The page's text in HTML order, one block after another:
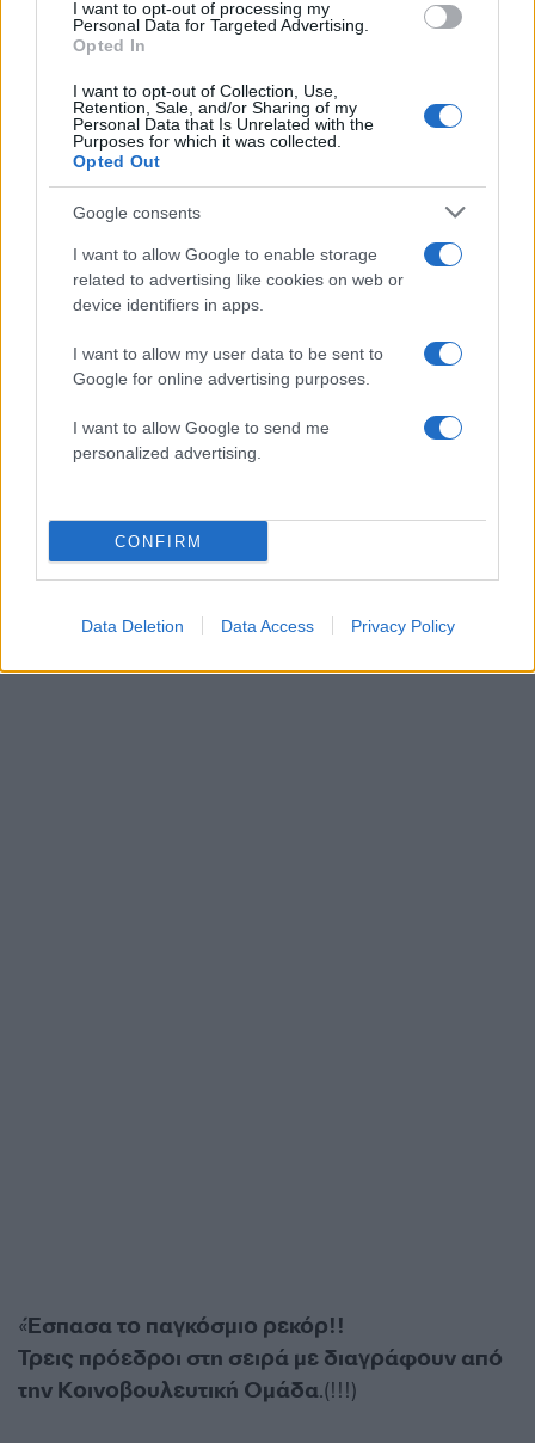
I want to opt-out of processing my
Personal Data for Targeted Advertising.
Opted In
I want to opt-out of Collection, Use,
Retention, Sale, and/or Sharing of my
Personal Data that Is Unrelated with the
Purposes for which it was collected.
Opted Out
Google consents
I want to allow Google to enable storage
related to advertising like cookies on web or
device identifiers in apps.
I want to allow my user data to be sent to
Google for online advertising purposes.
I want to allow Google to send me
personalized advertising.
CONFIRM
Data Deletion Data Access Privacy Policy
απόφαση «χωρίς καμία δικαιολογία».
«Δυστυχώς τόσος είναι, παρακολουθεί τη
διάλυση χωρίς να θέλει ή να μπορεί να
αντιδράσει», γράφει ο
διαμηνύοντας «θα τα πούμε στην Πολιτική
Γραμματεία».
«Έσπασα το παγκόσμιο ρεκόρ!!
Τρεις πρόεδροι στη σειρά με διαγράφουν από
την Κοινοβουλευτική Ομάδα.(!!!)